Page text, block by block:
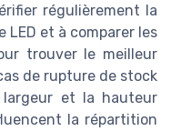
régulièrement la
LED et à comparer les
trouver le meilleur
de rupture de stock
largeur et la hauteur
la répartition